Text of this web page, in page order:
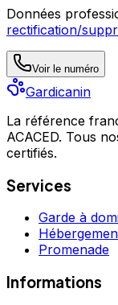
Données
rectification/
Voir le numéro
Gardicanin
La référence
ACACED. Tous
certifiés.
Services
Garde à
Promenade
Informations